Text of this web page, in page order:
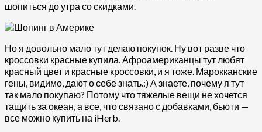
шопиться до утра со скидками.
Но я довольно мало тут делаю покупок. Ну вот разве что
кроссовки красные купила. Афроамериканцы тут любят
красный цвет и красные кроссовки, и я тоже. Марокканские
гены, видимо, дают о себе знать.:) А знаете, почему я тут
так мало покупаю? Потому что тяжелые вещи не хочется
тащить за океан, а все, что связано с добавками, бьюти —
все можно купить на iHerb.